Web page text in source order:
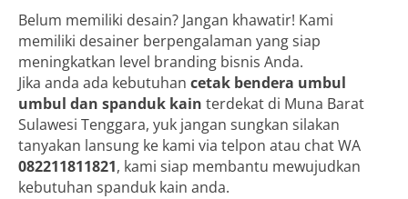
Belum memiliki desain? Jangan khawatir! Kami
memiliki desainer berpengalaman yang siap
meningkatkan level branding bisnis Anda.
Jika anda ada kebutuhan cetak bendera umbul
umbul dan spanduk kain terdekat di Muna Barat
Sulawesi Tenggara, yuk jangan sungkan silakan
tanyakan lansung ke kami via telpon atau chat WA
082211811821, kami siap membantu mewujudkan
kebutuhan spanduk kain anda.